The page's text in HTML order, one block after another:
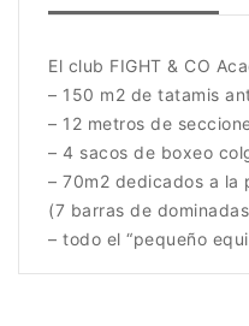
El club FIGHT & CO
– 150 m2 de tatamis
– 12 metros de
– 4 sacos de boxeo
– 70m2 dedicados a la
(7 barras de
– todo el “pequeño